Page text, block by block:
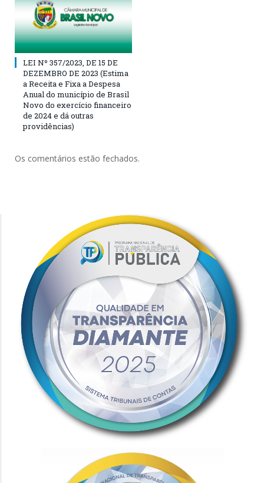
LEI Nº 357/2023, DE 15 DE
DEZEMBRO DE 2023 (Estima
a Receita e Fixa a Despesa
Anual do município de Brasil
Novo do exercício financeiro
de 2024 e dá outras
providências)
Os comentários estão fechados.